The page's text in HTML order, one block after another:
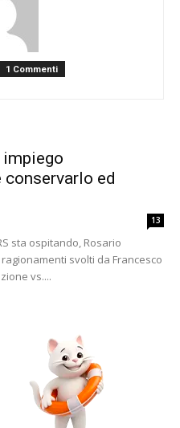
1 Commenti
conservarlo ed
13
sta ospitando, Rosario
svolti da Francesco
vs....